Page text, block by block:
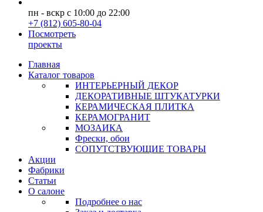
пн - вскр с 10:00 до 22:00
+7 (812) 605-80-04
Посмотреть
проекты
Главная
Каталог товаров
ИНТЕРЬЕРНЫЙ ДЕКОР
ДЕКОРАТИВНЫЕ ШТУКАТУРКИ
КЕРАМИЧЕСКАЯ ПЛИТКА
КЕРАМОГРАНИТ
МОЗАИКА
Фрески, обои
СОПУТСТВУЮЩИЕ ТОВАРЫ
Акции
Фабрики
Статьи
О салоне
Подробнее о нас